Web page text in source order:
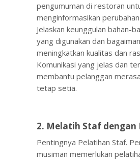
pengumuman di restoran
menginformasikan
Jelaskan keunggulan bahan-
yang digunakan dan
meningkatkan kualitas dan
Komunikasi yang jelas dan
membantu pelanggan
tetap setia.
2. Melatih Staf dengan
Pentingnya Pelatihan Staf.
musiman memerlukan